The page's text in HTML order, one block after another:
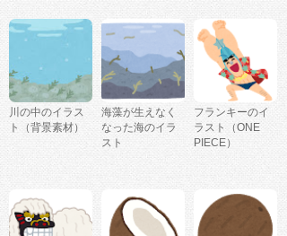
川の中のイラス
ト（背景素材）
海藻が生えなく
なった海のイラ
スト
フランキーのイ
ラスト（ONE
PIECE）